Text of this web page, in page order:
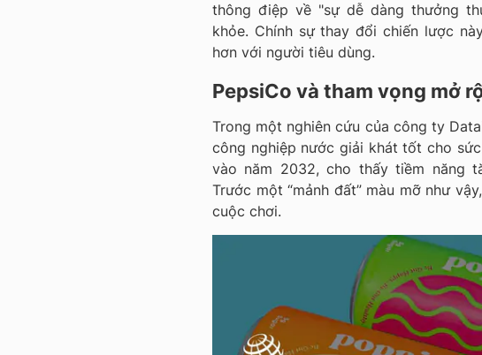
thông điệp về "sự dễ dàng thưởng
khỏe. Chính sự thay đổi chiến lược
hơn với người tiêu dùng.
PepsiCo và tham vọng mở
Trong một nghiên cứu của công ty
công nghiệp nước giải khát tốt cho
vào năm 2032, cho thấy tiềm năng
Trước một “mảnh đất” màu mỡ như
cuộc chơi.